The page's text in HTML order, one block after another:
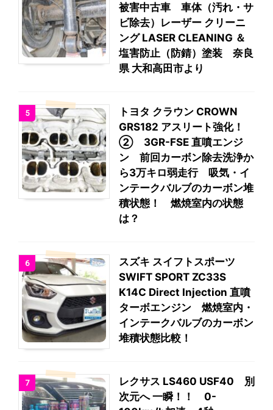
被害中古車 車体（汚れ・サ
ビ除去）レーザー クリーニ
ング LASER CLEANING ＆
塩害防止（防錆）塗装 奈良
県 大和高田市より
5
トヨタ クラウン CROWN
GRS182 アスリート強化！
② 3GR-FSE 直噴エンジ
ン 前回カーボン除去洗浄か
ら3万キロ弱走行 吸気・イ
ンテークバルブのカーボン堆
積状態！ 燃焼室内の状態
は？
6
スズキ スイフトスポーツ
SWIFT SPORT ZC33S
K14C Direct Injection 直噴
ターボエンジン 燃焼室内・
インテークバルブのカーボン
堆積状態比較！
7
レクサス LS460 USF40 別
次元へ 一瞬！！ 0-